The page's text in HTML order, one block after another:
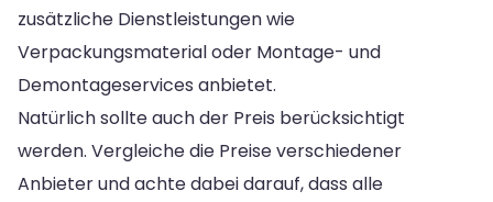
zusätzliche Dienstleistungen wie
Verpackungsmaterial oder Montage- und
Demontageservices anbietet.
Natürlich sollte auch der Preis berücksichtigt
werden. Vergleiche die Preise verschiedener
Anbieter und achte dabei darauf, dass alle